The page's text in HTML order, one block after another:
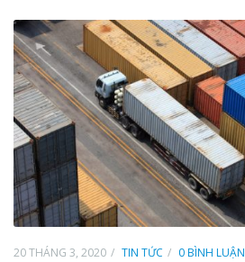
20 THÁNG 3, 2020 TIN TỨC 0 BÌNH LUẬN